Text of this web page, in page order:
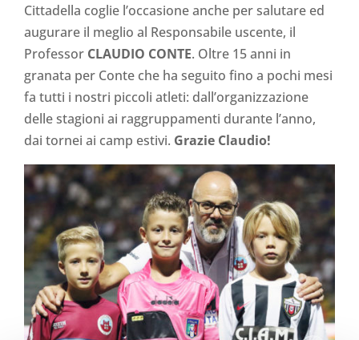
Cittadella coglie l’occasione anche per salutare ed
augurare il meglio al Responsabile uscente, il
Professor CLAUDIO CONTE. Oltre 15 anni in
granata per Conte che ha seguito fino a pochi mesi
fa tutti i nostri piccoli atleti: dall’organizzazione
delle stagioni ai raggruppamenti durante l’anno,
dai tornei ai camp estivi. Grazie Claudio!